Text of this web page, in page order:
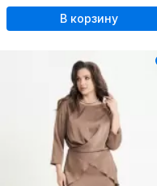
В корзину